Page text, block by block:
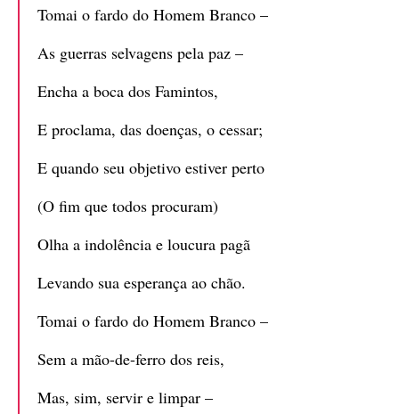
Tomai o fardo do Homem Branco –
As guerras selvagens pela paz –
Encha a boca dos Famintos,
E proclama, das doenças, o cessar;
E quando seu objetivo estiver perto
(O fim que todos procuram)
Olha a indolência e loucura pagã
Levando sua esperança ao chão.
Tomai o fardo do Homem Branco –
Sem a mão-de-ferro dos reis,
Mas, sim, servir e limpar –